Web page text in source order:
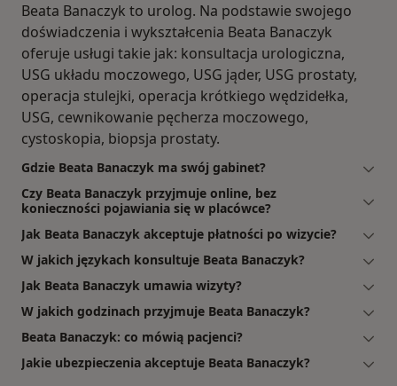
Beata Banaczyk to urolog. Na podstawie swojego
doświadczenia i wykształcenia Beata Banaczyk
oferuje usługi takie jak: konsultacja urologiczna,
USG układu moczowego, USG jąder, USG prostaty,
operacja stulejki, operacja krótkiego wędzidełka,
USG, cewnikowanie pęcherza moczowego,
cystoskopia, biopsja prostaty.
Gdzie Beata Banaczyk ma swój gabinet?
Czy Beata Banaczyk przyjmuje online, bez
konieczności pojawiania się w placówce?
Jak Beata Banaczyk akceptuje płatności po wizycie?
W jakich językach konsultuje Beata Banaczyk?
Jak Beata Banaczyk umawia wizyty?
W jakich godzinach przyjmuje Beata Banaczyk?
Beata Banaczyk: co mówią pacjenci?
Jakie ubezpieczenia akceptuje Beata Banaczyk?